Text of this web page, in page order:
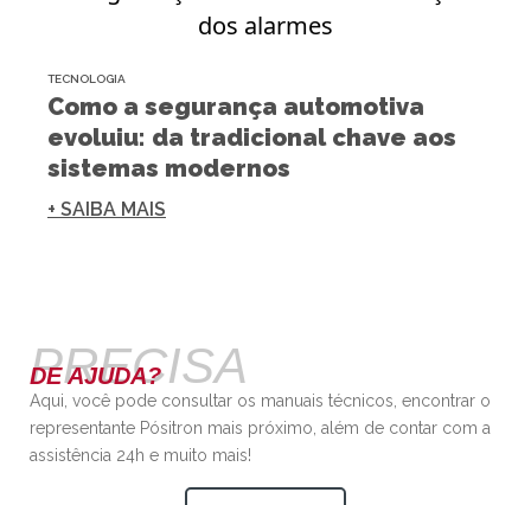
TECNOLOGIA
Como a segurança automotiva
evoluiu: da tradicional chave aos
sistemas modernos
+ SAIBA MAIS
PRECISA
DE AJUDA?
Aqui, você pode consultar os manuais técnicos, encontrar o
representante Pósitron mais próximo, além de contar com a
assistência 24h e muito mais!